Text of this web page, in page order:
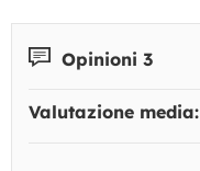
Opinioni 3
Valutazione media: